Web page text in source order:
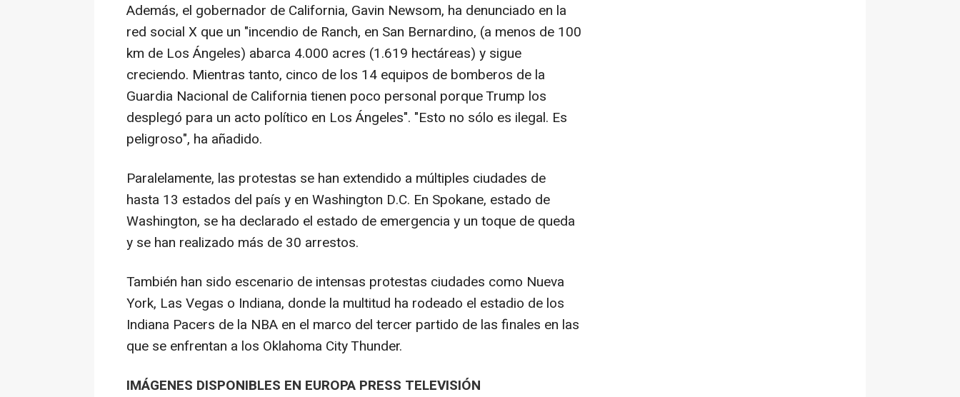
Además, el gobernador de California, Gavin Newsom, ha denunciado en la
red social X que un "incendio de Ranch, en San Bernardino, (a menos de 100
km de Los Ángeles) abarca 4.000 acres (1.619 hectáreas) y sigue
creciendo. Mientras tanto, cinco de los 14 equipos de bomberos de la
Guardia Nacional de California tienen poco personal porque Trump los
desplegó para un acto político en Los Ángeles". "Esto no sólo es ilegal. Es
peligroso", ha añadido.
Paralelamente, las protestas se han extendido a múltiples ciudades de
hasta 13 estados del país y en Washington D.C. En Spokane, estado de
Washington, se ha declarado el estado de emergencia y un toque de queda
y se han realizado más de 30 arrestos.
También han sido escenario de intensas protestas ciudades como Nueva
York, Las Vegas o Indiana, donde la multitud ha rodeado el estadio de los
Indiana Pacers de la NBA en el marco del tercer partido de las finales en las
que se enfrentan a los Oklahoma City Thunder.
IMÁGENES DISPONIBLES EN EUROPA PRESS TELEVISIÓN